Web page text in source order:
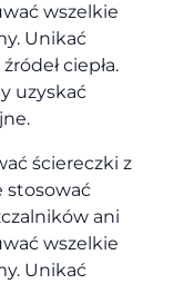
wszelkie
Unikać
ciepła.
uzyskać
ściereczki z
stosować
ani
wszelkie
Unikać